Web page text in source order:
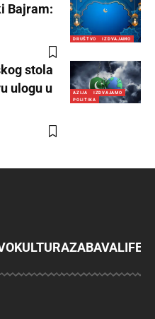
DRUŠTVO IZDVAJAMO
Bajram:
AZIJA
IZDVAJAMO
POLITIKA
stola
ulogu u
KULTURAZABAVA